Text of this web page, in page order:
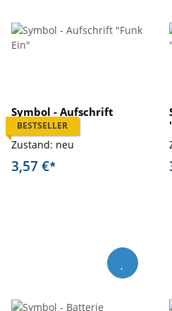
BESTSELLER
Symbol - Aufschrift
"Funk Ein"
Zustand: neu
3,57 €*